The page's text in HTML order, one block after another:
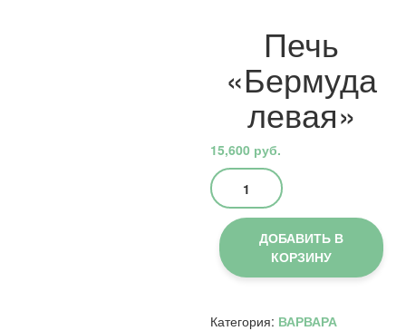
Печь
«Бермуда
левая»
15,600 руб.
Количество
товара
Печь
«Бермуда
левая»
ДОБАВИТЬ В
КОРЗИНУ
Категория: ВАРВАРА